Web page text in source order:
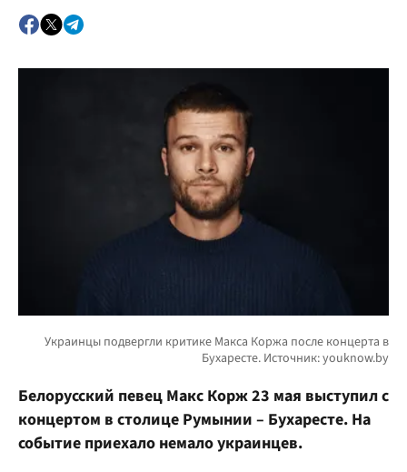
Белорусский певец Макс Корж 23 мая выступил с
концертом в столице Румынии – Бухаресте. На
событие приехало немало украинцев.